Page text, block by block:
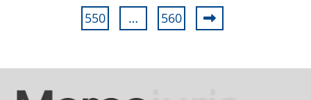
550
… 560